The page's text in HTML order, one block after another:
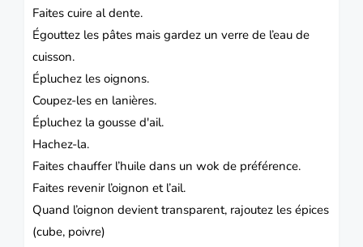
Faites cuire al dente.
Égouttez les pâtes mais gardez un verre de l’eau de
cuisson.
Épluchez les oignons.
Coupez-les en lanières.
Épluchez la gousse d'ail.
Hachez-la.
Faites chauffer l’huile dans un wok de préférence.
Faites revenir l’oignon et l’ail.
Quand l’oignon devient transparent, rajoutez les épices
(cube, poivre)